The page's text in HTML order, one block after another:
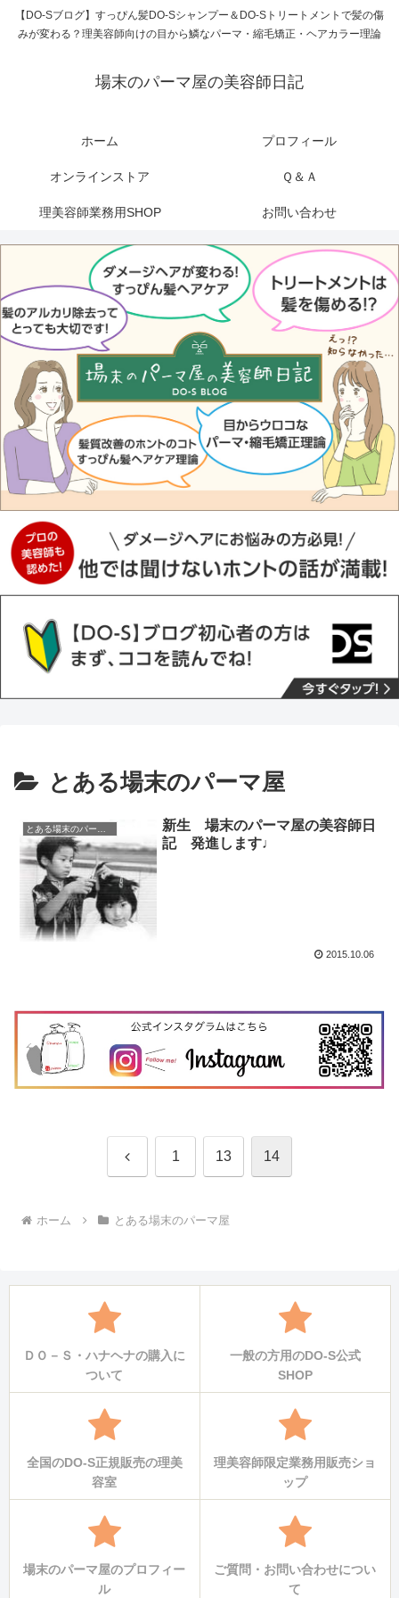
【DO-Sブログ】すっぴん髪DO-Sシャンプー＆DO-Sトリートメントで髪の傷
みが変わる？理美容師向けの目から鱗なパーマ・縮毛矯正・ヘアカラー理論
場末のパーマ屋の美容師日記
ホーム プロフィール
オンラインストア Ｑ＆Ａ
理美容師業務用SHOP お問い合わせ
とある場末のパーマ屋
新生 場末のパーマ屋の美容師日
記 発進します♩
2015.10.06
前 1 13 14
ホーム とある場末のパーマ屋
ＤＯ－Ｓ・ハナヘナの購入に
ついて
一般の方用のDO-S公式
SHOP
全国のDO-S正規販売の理美
容室
理美容師限定業務用販売ショ
ップ
場末のパーマ屋のプロフィー
ル
ご質問・お問い合わせについ
て